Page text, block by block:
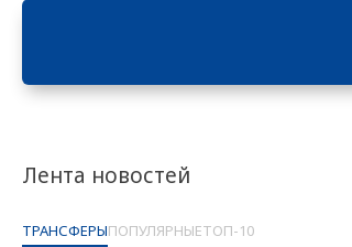
Лента новостей
ТРАНСФЕРЫПОПУЛЯРНЫЕТОП-10